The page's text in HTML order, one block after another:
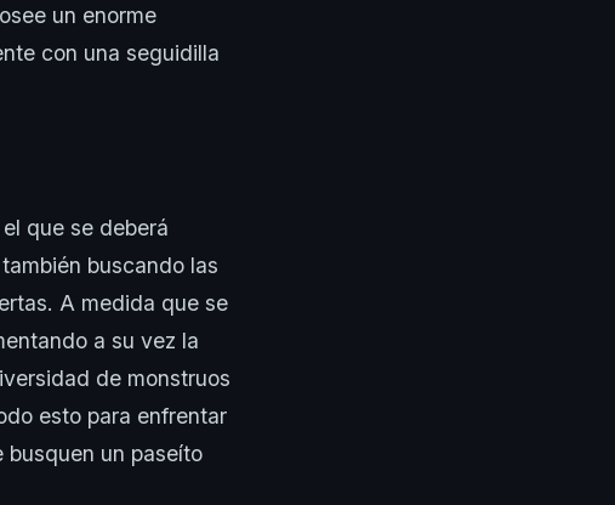
un enorme
con una seguidilla
que se deberá
buscando las
A medida que se
a su vez la
de monstruos
esto para enfrentar
un paseíto